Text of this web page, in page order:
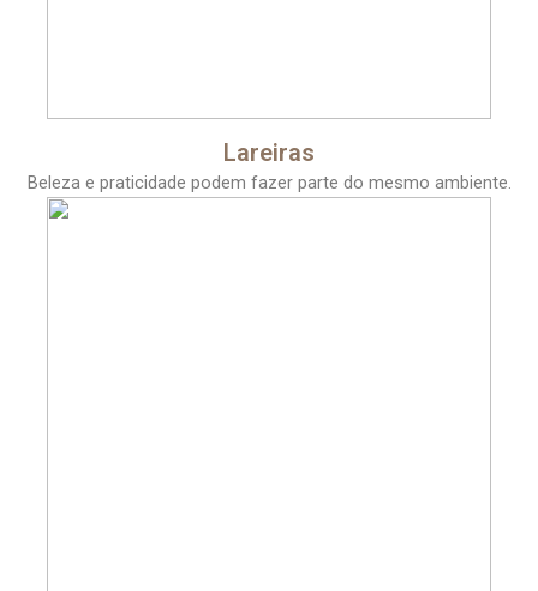
Lareiras
Beleza e praticidade podem fazer parte do mesmo ambiente.